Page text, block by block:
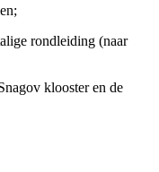
rondleiding (naar
klooster en de